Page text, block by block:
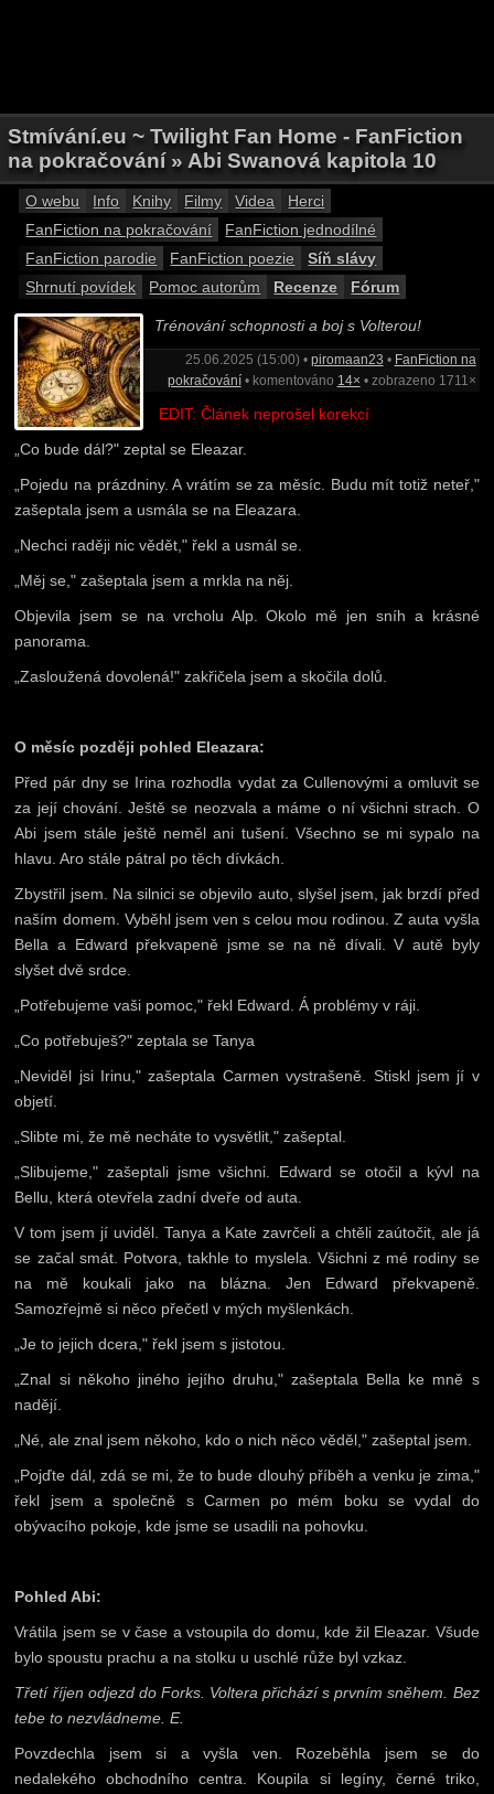
Stmívání.eu ~ Twilight Fan Home - FanFiction
na pokračování » Abi Swanová kapitola 10
O webu Info Knihy Filmy Videa
Herci
FanFiction na pokračování
FanFiction jednodílné
FanFiction parodie
FanFiction poezie
Síň slávy
Shrnutí povídek
Pomoc autorům Recenze Fórum
Trénování schopnosti a boj s Volterou!
25.06.2025 (15:00) • piromaan23 • FanFiction na
pokračování• komentováno 14× • zobrazeno 1711×
EDIT: Článek neprošel korekcí
„Co bude dál?" zeptal se Eleazar.
„Pojedu na prázdniny. A vrátím se za měsíc. Budu mít totiž neteř,"
zašeptala jsem a usmála se na Eleazara.
„Nechci raději nic vědět," řekl a usmál se.
„Měj se," zašeptala jsem a mrkla na něj.
Objevila jsem se na vrcholu Alp. Okolo mě jen sníh a krásné
panorama.
„Zasloužená dovolená!" zakřičela jsem a skočila dolů.
O měsíc později pohled Eleazara:
Před pár dny se Irina rozhodla vydat za Cullenovými a omluvit se
za její chování. Ještě se neozvala a máme o ní všichni strach. O
Abi jsem stále ještě neměl ani tušení. Všechno se mi sypalo na
hlavu. Aro stále pátral po těch dívkách.
Zbystřil jsem. Na silnici se objevilo auto, slyšel jsem, jak brzdí před
naším domem. Vyběhl jsem ven s celou mou rodinou. Z auta vyšla
Bella a Edward překvapeně jsme se na ně dívali. V autě byly
slyšet dvě srdce.
„Potřebujeme vaši pomoc," řekl Edward. Á problémy v ráji.
„Co potřebuješ?" zeptala se Tanya
„Neviděl jsi Irinu," zašeptala Carmen vystrašeně. Stiskl jsem jí v
objetí.
„Slibte mi, že mě necháte to vysvětlit," zašeptal.
„Slibujeme," zašeptali jsme všichni. Edward se otočil a kývl na
Bellu, která otevřela zadní dveře od auta.
V tom jsem jí uviděl. Tanya a Kate zavrčeli a chtěli zaútočit, ale já
se začal smát. Potvora, takhle to myslela. Všichni z mé rodiny se
na mě koukali jako na blázna. Jen Edward překvapeně.
Samozřejmě si něco přečetl v mých myšlenkách.
„Je to jejich dcera," řekl jsem s jistotou.
„Znal si někoho jiného jejího druhu," zašeptala Bella ke mně s
nadějí.
„Né, ale znal jsem někoho, kdo o nich něco věděl," zašeptal jsem.
„Pojďte dál, zdá se mi, že to bude dlouhý příběh a venku je zima,"
řekl jsem a společně s Carmen po mém boku se vydal do
obývacího pokoje, kde jsme se usadili na pohovku.
Pohled Abi:
Vrátila jsem se v čase a vstoupila do domu, kde žil Eleazar. Všude
bylo spoustu prachu a na stolku u uschlé růže byl vzkaz.
Třetí říjen odjezd do Forks. Voltera přichází s prvním sněhem. Bez
tebe to nezvládneme. E.
Povzdechla jsem si a vyšla ven. Rozeběhla jsem se do
nedalekého obchodního centra. Koupila si legíny, černé triko,